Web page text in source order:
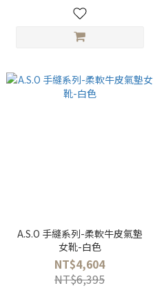
A.S.O 手縫系列-柔軟牛皮氣墊
女靴-白色
NT$4,604
NT$6,395